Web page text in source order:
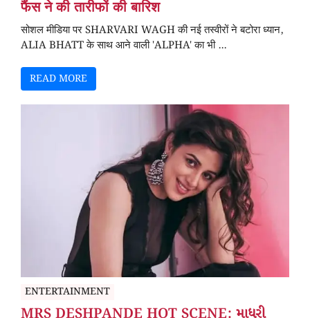
फैंस ने की तारीफों की बारिश
सोशल मीडिया पर SHARVARI WAGH की नई तस्वीरों ने बटोरा ध्यान,
ALIA BHATT के साथ आने वाली 'ALPHA' का भी ...
READ MORE
ENTERTAINMENT
MRS DESHPANDE HOT SCENE: માધુરી